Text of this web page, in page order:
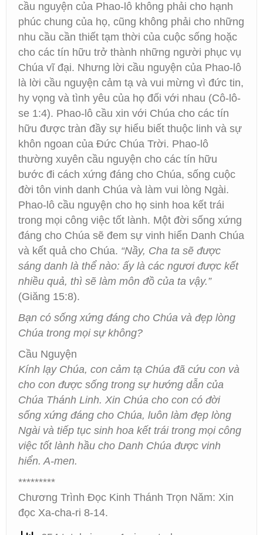
cầu nguyện của Phao-lô không phải cho hạnh
phúc chung của họ, cũng không phải cho những
nhu cầu cần thiết tạm thời của cuộc sống hoặc
cho các tín hữu trở thành những người phục vụ
Chúa vĩ đại. Nhưng lời cầu nguyện của Phao-lô
là lời cầu nguyện cảm tạ và vui mừng vì đức tin,
hy vọng và tình yêu của họ đối với nhau (Cô-lô-
se 1:4). Phao-lô cầu xin với Chúa cho các tín
hữu được tràn đầy sự hiểu biết thuộc linh và sự
khôn ngoan của Đức Chúa Trời. Phao-lô
thường xuyên cầu nguyện cho các tín hữu
bước đi cách xứng đáng cho Chúa, sống cuộc
đời tôn vinh danh Chúa và làm vui lòng Ngài.
Phao-lô cầu nguyện cho họ sinh hoa kết trái
trong mọi công việc tốt lành. Một đời sống xứng
đáng cho Chúa sẽ đem sự vinh hiển Danh Chúa
và kết quả cho Chúa. “Nầy, Cha ta sẽ được
sáng danh là thể nào: ấy là các ngươi được kết
nhiều quả, thì sẽ làm môn đồ của ta vậy.”
(Giăng 15:8).
Bạn có sống xứng đáng cho Chúa và đẹp lòng
Chúa trong mọi sự không?
Cầu Nguyện
Kính lạy Chúa, con cảm tạ Chúa đã cứu con và
cho con được sống trong sự hướng dẫn của
Chúa Thánh Linh. Xin Chúa cho con có đời
sống xứng đáng cho Chúa, luôn làm đẹp lòng
Ngài và tiếp tục sinh hoa kết trái trong mọi công
việc tốt lành hầu cho Danh Chúa được vinh
hiển. A-men.
*********
Chương Trình Đọc Kinh Thánh Trọn Năm: Xin
đọc Xa-cha-ri 8-14.